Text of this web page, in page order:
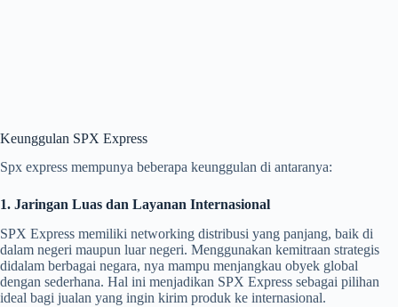
Keunggulan SPX Express
Spx express mempunya beberapa keunggulan di antaranya:
1. Jaringan Luas dan Layanan Internasional
SPX Express memiliki networking distribusi yang panjang, baik di
dalam negeri maupun luar negeri. Menggunakan kemitraan strategis
didalam berbagai negara, nya mampu menjangkau obyek global
dengan sederhana. Hal ini menjadikan SPX Express sebagai pilihan
ideal bagi jualan yang ingin kirim produk ke internasional.